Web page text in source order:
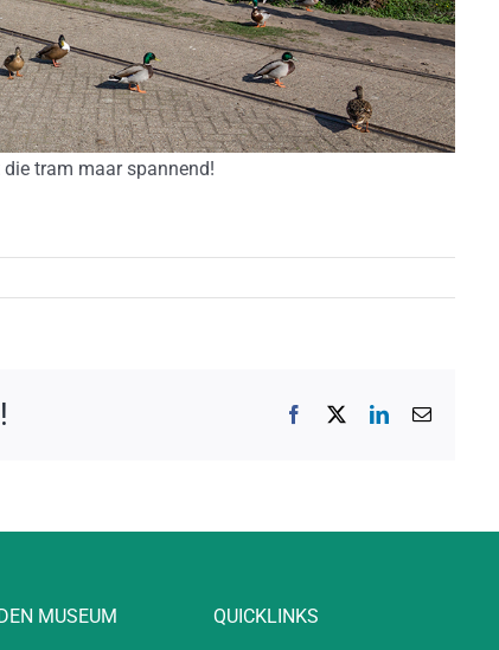
tram maar spannend!
Facebook LinkedIn
E-
MUSEUM QUICKLINKS